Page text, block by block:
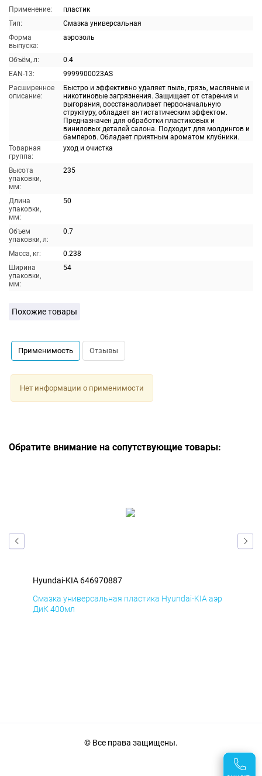
Применение:
пластик
Тип:
Смазка универсальная
Форма
выпуска:
аэрозоль
Объём, л:
0.4
EAN-13:
9999900023AS
Расширенное
описание:
Быстро и эффективно удаляет пыль, грязь, масляные и
никотиновые загрязнения. Защищает от старения и
выгорания, восстанавливает первоначальную
структуру, обладает антистатическим эффектом.
Предназначен для обработки пластиковых и
виниловых деталей салона. Подходит для молдингов и
бамперов. Обладает приятным ароматом клубники.
Товарная
группа:
уход и очистка
Высота
упаковки,
мм:
235
Длина
упаковки,
мм:
50
Объем
упаковки, л:
0.7
Масса, кг:
0.238
Ширина
упаковки,
мм:
54
Похожие товары
Применимость Отзывы
Нет информации о применимости
Обратите внимание на сопутствующие товары:
Hyundai-KIA 646970887
Смазка универсальная пластика Hyundai-KIA аэр
ДиК 400мл
© Все права защищены.